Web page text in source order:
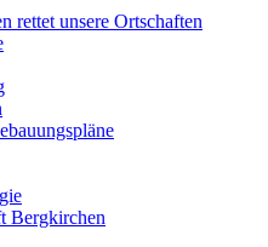
rettet unsere Ortschaften
Bergkirchen